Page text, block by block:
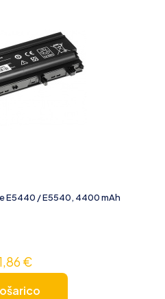
E5440 / E5540, 4400 mAh
€